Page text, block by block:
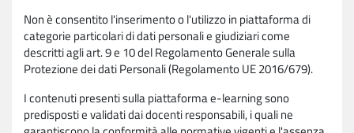
Non è consentito l'inserimento o l'utilizzo in piattaforma di
categorie particolari di dati personali e giudiziari come
descritti agli art. 9 e 10 del Regolamento Generale sulla
Protezione dei dati Personali (Regolamento UE 2016/679).
I contenuti presenti sulla piattaforma e-learning sono
predisposti e validati dai docenti responsabili, i quali ne